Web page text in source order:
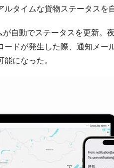
ルタイムな貨物ステータスを
自動でステータスを更新。
ードが発生した際、通知メ
になった。